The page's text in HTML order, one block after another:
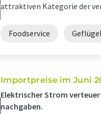
attraktiven Kategorie der
Foodservice
Importpreise im Juni
Elektrischer Strom
nachgaben.